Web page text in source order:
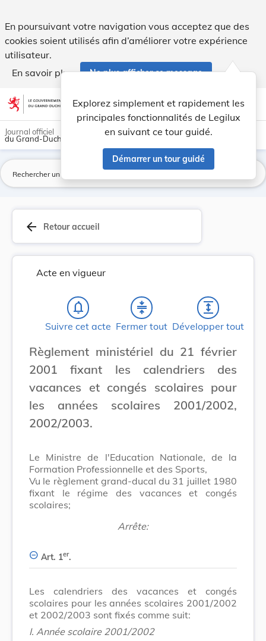
En poursuivant votre navigation vous acceptez que des
cookies soient utilisés afin d’améliorer votre expérience
utilisateur.
En savoir plus
Ne plus afficher ce message
Aller au contenu account_circle help Aide
Explorez simplement et rapidement les
principales fonctionnalités de Legilux
en suivant ce tour guidé.
Démarrer un tour guidé
light_mode dark_mode
Journal officiel
du Grand-Duché de Luxembourg
arrow_back Retour accueil
Acte en vigueur
notifications_none
Suivre cet acte
compress
Fermer tout
expand
Développer tout
Règlement ministériel du 21 février
2001 fixant les calendriers des
vacances et congés scolaires pour
les années scolaires 2001/2002,
2002/2003.
Le Ministre de l'Education Nationale, de la
Formation Professionnelle et des Sports,
Vu le règlement grand-ducal du 31 juillet 1980
fixant le régime des vacances et congés
scolaires;
Arrête:
Art. 1er.
Les calendriers des vacances et congés
scolaires pour les années scolaires 2001/2002
et 2002/2003 sont fixés comme suit:
I. Année scolaire 2001/2002